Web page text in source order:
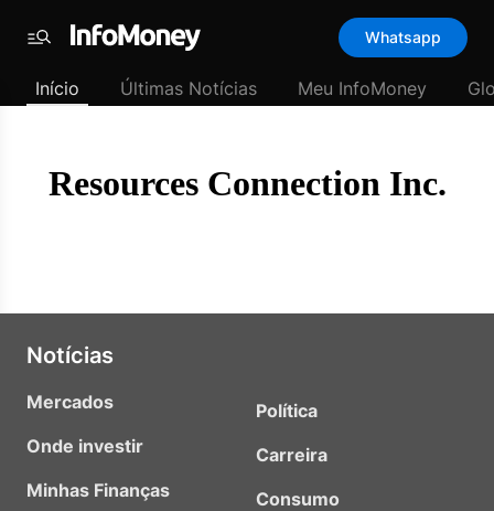
padrão
Últimas
InfoMoney
Menu
Whatsapp
Início Últimas Notícias Meu InfoMoney
Resources Connection Inc.
Notícias
Mercados
Onde investir
Minhas Finanças
Política
Carreira
Consumo